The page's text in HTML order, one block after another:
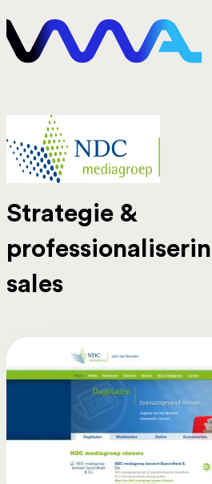
VMA Digital
Strategie &
sales